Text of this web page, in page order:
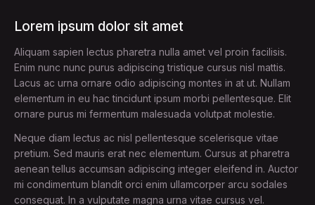
Lorem ipsum dolor sit amet
Aliquam sapien lectus pharetra nulla amet vel proin facilisis.
Enim nunc nunc purus adipiscing tristique cursus nisl mattis.
Lacus ac urna ornare odio adipiscing montes in at ut. Nullam
elementum in eu hac tincidunt ipsum morbi pellentesque. Elit
ornare purus mi fermentum malesuada volutpat molestie.
Neque diam lectus ac nisl pellentesque scelerisque vitae
pretium. Sed mauris erat nec elementum. Cursus at pharetra
aenean tellus accumsan adipiscing integer eleifend in. Auctor
mi condimentum blandit orci enim ullamcorper arcu sodales
consequat. In a vulputate magna urna vitae cursus vel.